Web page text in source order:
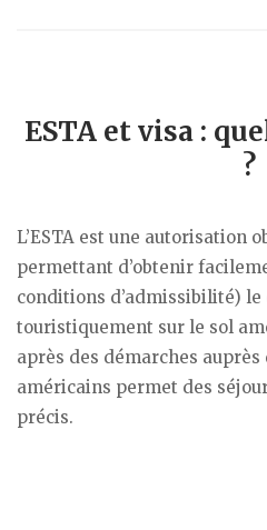
ESTA et visa :
?
L’ESTA est une autorisation
permettant d’obtenir
conditions d’admissibilité)
touristiquement sur le sol
après des démarches
américains permet des
précis.